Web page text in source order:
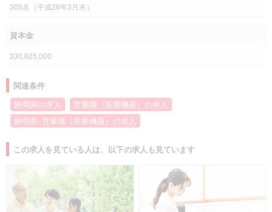
305名（平成26年3月末）
資本金
330,625,000
関連条件
静岡県の求人
営業職（医療機器）の求人
静岡県×営業職（医療機器）の求人
この求人を見ている人は、以下の求人も見ています